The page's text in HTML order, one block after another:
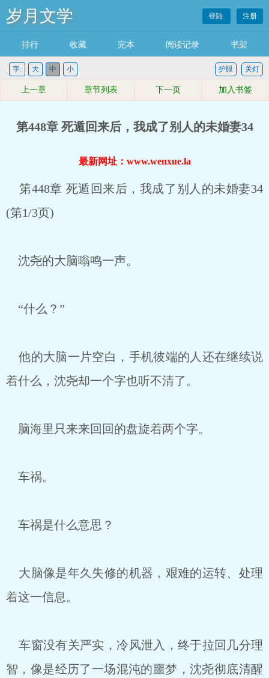
岁月文学 登陆 注册
排行 收藏 完本 阅读记录 书架
字: 大 中 小 关灯
护眼
上一章 章节列表 下一页 加入书签
第448章 死遁回来后，我成了别人的未婚妻34
最新网址：www.wenxue.la
第448章 死遁回来后，我成了别人的未婚妻34
(第1/3页)
沈尧的大脑嗡鸣一声。
“什么？”
他的大脑一片空白，手机彼端的人还在继续说
着什么，沈尧却一个字也听不清了。
脑海里只来来回回的盘旋着两个字。
车祸。
车祸是什么意思？
大脑像是年久失修的机器，艰难的运转、处理
着这一信息。
车窗没有关严实，冷风泄入，终于拉回几分理
智，像是经历了一场混沌的噩梦，沈尧彻底清醒